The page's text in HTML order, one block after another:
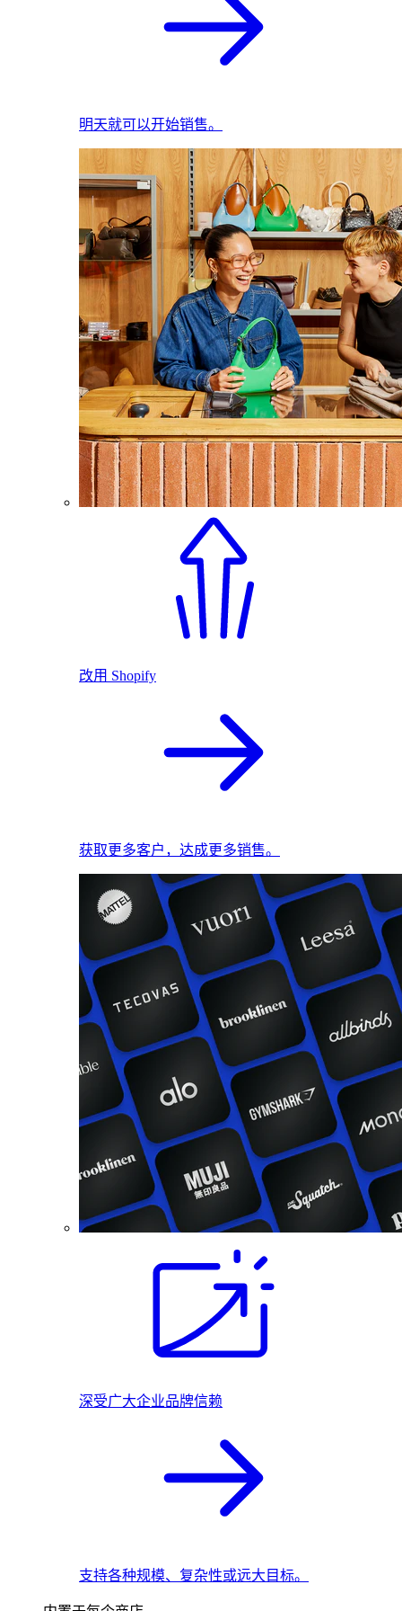
明天就可以开始销售。
改用 Shopify
获取更多客户，达成更多销售。
深受广大企业品牌信赖
支持各种规模、复杂性或远大目标。